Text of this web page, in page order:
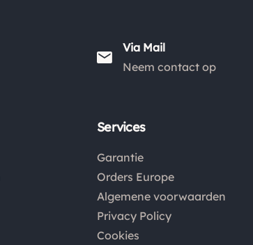
Via Mail
Neem contact op
Services
Garantie
Orders Europe
Algemene voorwaarden
Privacy Policy
Cookies